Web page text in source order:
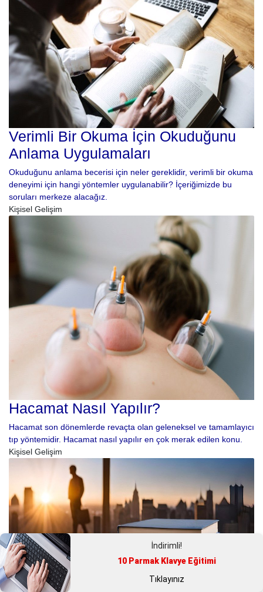
Verimli Bir Okuma İçin Okuduğunu
Anlama Uygulamaları
Okuduğunu anlama becerisi için neler gereklidir, verimli bir okuma
deneyimi için hangi yöntemler uygulanabilir? İçeriğimizde bu
soruları merkeze alacağız.
Kişisel Gelişim
Hacamat Nasıl Yapılır?
Hacamat son dönemlerde revaçta olan geleneksel ve tamamlayıcı
tıp yöntemidir. Hacamat nasıl yapılır en çok merak edilen konu.
Kişisel Gelişim
İndirimli!
10 Parmak Klavye Eğitimi
Tıklayınız